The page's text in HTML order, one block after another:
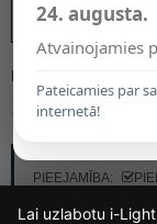
MODELIS:
104.00€
PIEEJAMĪBA:
24. augusta.
Atvainojamies
Pateicamies par
internetā!
Lai uzlabotu i-